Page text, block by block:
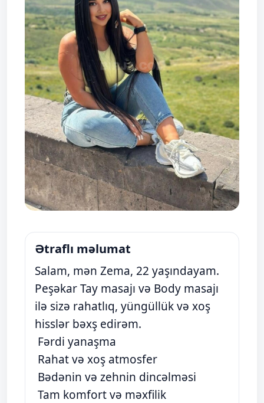
Ətraflı məlumat
Salam, mən Zema, 22 yaşındayam.
Peşəkar Tay masajı və Body masajı
ilə sizə rahatlıq, yüngüllük və xoş
hisslər bəxş edirəm.
Fərdi yanaşma
Rahat və xoş atmosfer
Bədənin və zehnin dincəlməsi
Tam komfort və məxfilik